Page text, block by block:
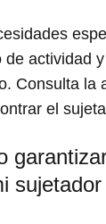
de actividad
Consulta la
el